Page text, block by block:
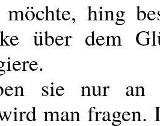
möchte, hing
über dem
sie nur an
man fragen.